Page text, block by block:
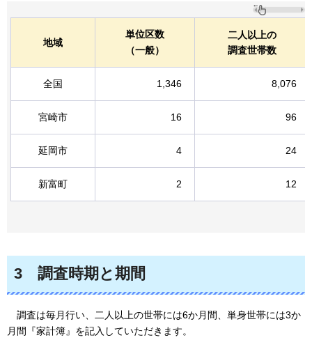
地域
単位区数
（一般）
二人以上の
調査世帯数
全国 1,346 8,076
宮崎市 16 96
延岡市 4 24
新富町 2 12
3 調査時期と期間
調査は毎月行い、
二人以上の世帯には6か月間、単身世帯には3か
月間『家計簿』を記入していただきます。